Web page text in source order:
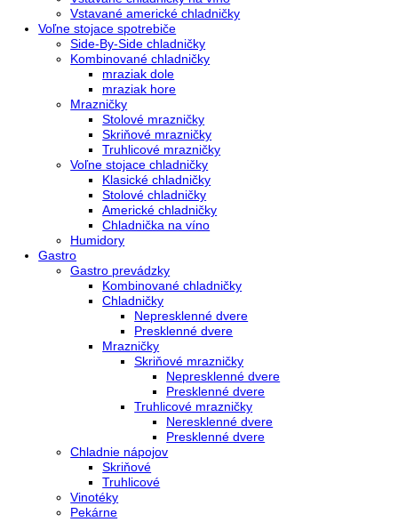
1.919,00€
Do košíka
AVAILABILITY:In stock
Kategórie
Vstavané spotrebiče
Vstavané kombinované chladničky
Vstavané chladničky
Vstavané mrazničky
Vstavané chladničky na víno
Voľne stojace spotrebiče
Side-By-Side chladničky
Kombinované chladničky
mraziak dole
mraziak hore
Mrazničky
Stolové mrazničky
Skriňové mrazničky
Truhlicové mrazničky
Voľne stojace chladničky
Klasické chladničky
Stolové chladničky
Americké chladničky
Chladnička na víno
Humidory